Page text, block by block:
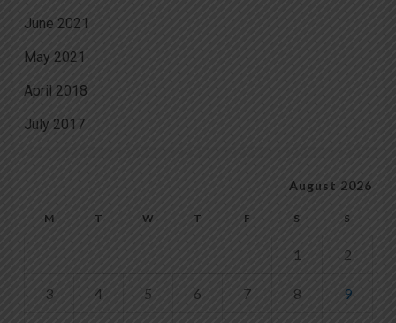
June 2021
May 2021
April 2018
July 2017
August 2026
M T W T F S S
1 2
3 4 5 6 7 8 9